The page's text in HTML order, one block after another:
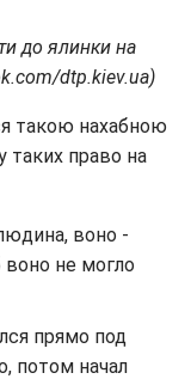
до ялинки на
dtp.kiev.ua)
такою нахабною
таких право на
воно -
не могло
прямо под
потом начал